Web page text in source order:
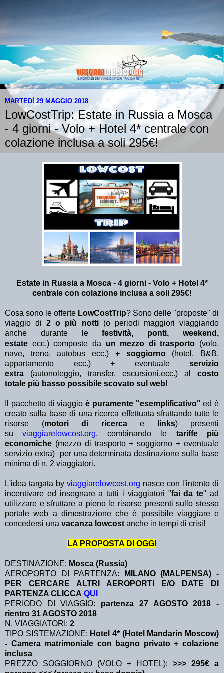
MARTEDÌ 29 MAGGIO 2018
LowCostTrip: Estate in Russia a Mosca
- 4 giorni - Volo + Hotel 4* centrale con
colazione inclusa a soli 295€!
Estate in Russia a Mosca - 4 giorni - Volo + Hotel 4*
centrale con colazione inclusa a soli 295€!
Cosa sono le offerte LowCostTrip? Sono delle "proposte" di
viaggio di2 o più notti (o periodi maggiori viaggiando
anche durante lefestività, ponti, weekend,
estate ecc.) composte da un mezzo di trasporto (volo,
nave, treno, autobus ecc.) + soggiorno(hotel, B&B,
appartamento ecc.) + eventuale servizio
extra (autonoleggio, transfer, escursioni,ecc.) al costo
totale più basso possibile scovato sul web!
Il pacchetto di viaggio è puramente "esemplificativo" ed è
creato sulla base di una ricerca effettuata sfruttando tutte le
risorse (motori di ricerca e links) presenti
suviaggiarelowcost.org. combinando le tariffe più
economiche (mezzo di trasporto + soggiorno + eventuale
servizio extra)
per una determinata destinazione sulla base
minima di n. 2 viaggiatori.
L'idea targata by viaggiarelowcost.org nasce con l'intento di
incentivare ed insegnare a tutti i viaggiatori "fai da te" ad
utilizzare e sfruttare a pieno le risorse presenti sullo stesso
portale web a dimostrazione che è possibile viaggiare e
concedersi una vacanza lowcost anche in tempi di crisi!
LA PROPOSTA DI OGGI
DESTINAZIONE: Mosca (Russia)
AEROPORTO DI PARTENZA:
MILANO (MALPENSA) -
PER CERCARE ALTRI AEROPORTI E/O DATE DI
PARTENZA CLICCA QUI
PERIODO DI VIAGGIO: partenza 27 AGOSTO 2018-
rientro 31 AGOSTO 2018
N. VIAGGIATORI: 2
TIPO SISTEMAZIONE: Hotel 4* (Hotel Mandarin Moscow)
- Camera matrimoniale con bagno privato + colazione
inclusa
PREZZO SOGGIORNO (VOLO + HOTEL): >>> 295€ a